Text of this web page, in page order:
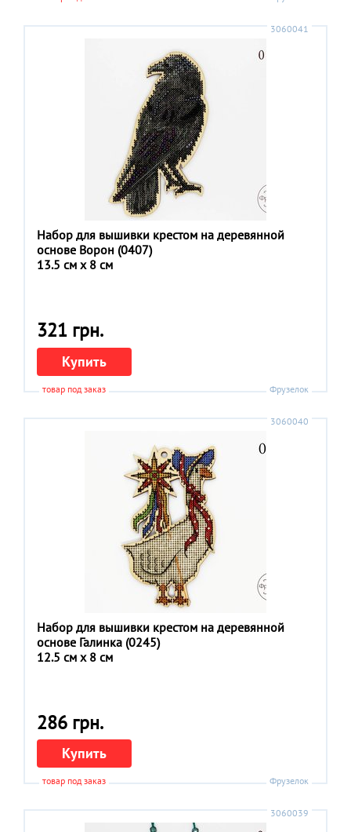
3060041
Набор для вышивки крестом на деревянной
основе Ворон (0407)
13.5 см x 8 см
321 грн.
Купить
товар под заказ Фрузелок
3060040
Набор для вышивки крестом на деревянной
основе Галинка (0245)
12.5 см x 8 см
286 грн.
Купить
товар под заказ Фрузелок
3060039